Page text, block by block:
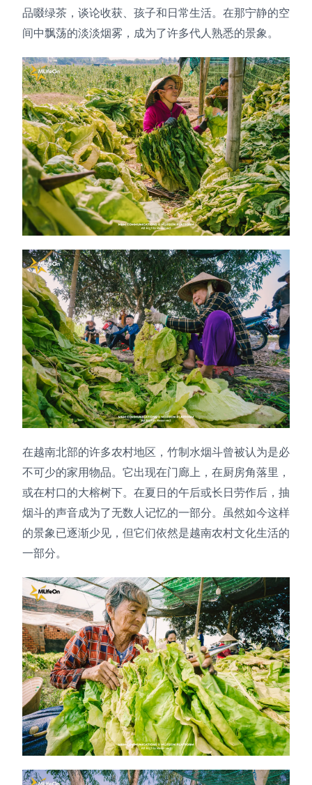
品啜绿茶，谈论收获、孩子和日常生活。在那宁静的空
间中飘荡的淡淡烟雾，成为了许多代人熟悉的景象。
在越南北部的许多农村地区，竹制水烟斗曾被认为是必
不可少的家用物品。它出现在门廊上，在厨房角落里，
或在村口的大榕树下。在夏日的午后或长日劳作后，抽
烟斗的声音成为了无数人记忆的一部分。虽然如今这样
的景象已逐渐少见，但它们依然是越南农村文化生活的
一部分。